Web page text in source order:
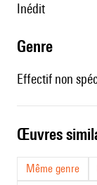
Inédit
genre
Effectif non
œuvres
Même genre